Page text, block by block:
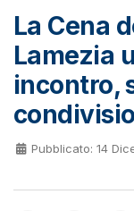
La Cena
Lamezia
incontro,
Pubblicato: 14